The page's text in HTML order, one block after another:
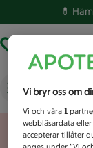
💊
Vad
Vi bryr oss om
Vi och våra1
webbläsardata
accepterar tillåter